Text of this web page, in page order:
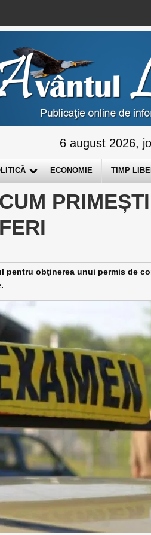
6 august 2026,
ECONOMIE TIMP
pentru obţinerea unui permis de